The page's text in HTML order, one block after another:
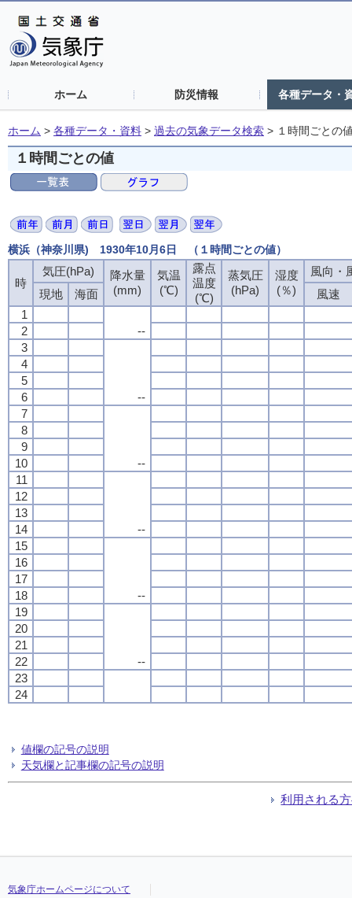
ホーム 防災情報 各種データ・
ホーム > 各種データ・資料 > 過去の気象データ検索 > １時間ごとの
１時間ごとの値
横浜（神奈川県) 1930年10月6日 （１時間ごとの値）
時
気圧(hPa)
降水量
(mm)
気温
(℃)
露点
温度
(℃)
蒸気圧
(hPa)
湿度
(％)
風向・
現地
海面
風速
1
--
2
3
--
4
5
6
7
--
8
9
10
11
--
12
13
14
15
--
16
17
18
19
--
20
21
22
23
24
値欄の記号の説明
天気欄と記事欄の記号の説明
利用される
気象庁ホームページについて